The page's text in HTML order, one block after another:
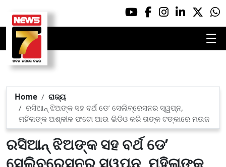
☰
Home
ରାଜ୍ୟ
ରସିଆନ୍ ଝିଅଙ୍କ ସହ ବର୍ଥ ଡେ’ ସେଲିବ୍ରେସନର ସ୍ୱପ୍ନ,
ମହିଳାଙ୍କ ଅଶ୍ଳୀଳ ଫଟୋ ଆଉ ଭିଡିଓ କରି ତାଙ୍କ ଟଙ୍କାରେ ମଉଜ
ରସିଆନ୍ ଝିଅଙ୍କ ସହ ବର୍ଥ ଡେ’
ସେଲିବ୍ରେସନର ସ୍ୱପ୍ନ, ମହିଳାଙ୍କ